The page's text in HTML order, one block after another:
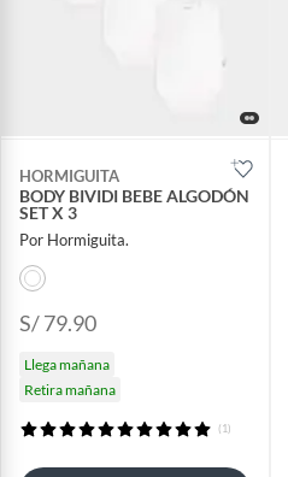
HORMIGUITA
BODY BIVIDI BEBE ALGODÓN
SET X 3
Por Hormiguita.
S/ 79.90
Llega mañana
Retira mañana
(1)